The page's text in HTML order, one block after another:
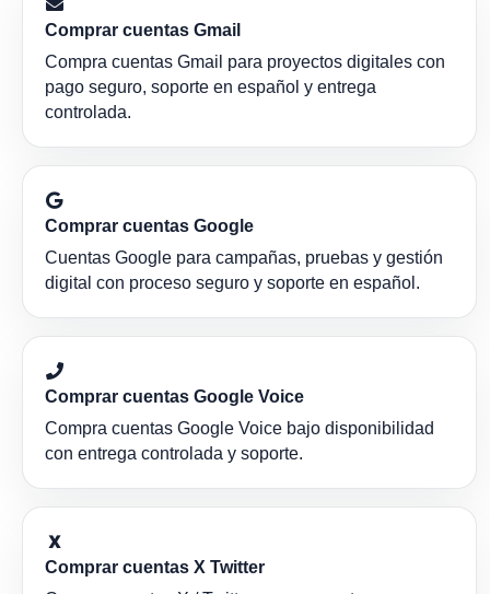
Comprar cuentas Gmail
Compra cuentas Gmail para proyectos digitales con
pago seguro, soporte en español y entrega
controlada.
Comprar cuentas Google
Cuentas Google para campañas, pruebas y gestión
digital con proceso seguro y soporte en español.
Comprar cuentas Google Voice
Compra cuentas Google Voice bajo disponibilidad
con entrega controlada y soporte.
Comprar cuentas X Twitter